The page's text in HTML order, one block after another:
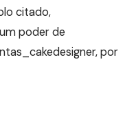
citado,
poder de
por